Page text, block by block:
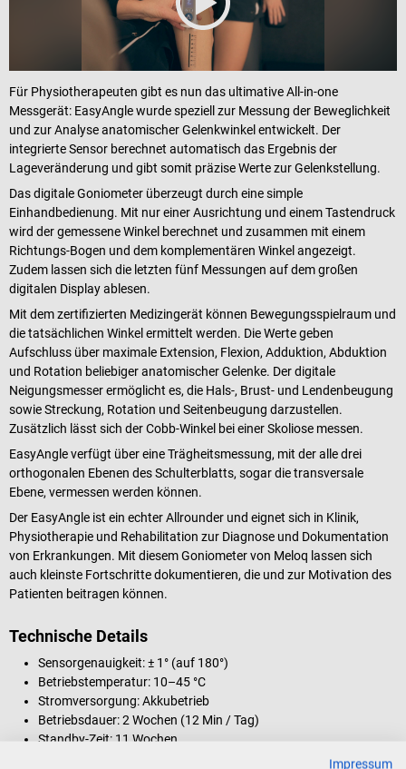
Für Physiotherapeuten gibt es nun das ultimative All-in-one
Messgerät: EasyAngle wurde speziell zur Messung der Beweglichkeit
und zur Analyse anatomischer Gelenkwinkel entwickelt. Der
integrierte Sensor berechnet automatisch das Ergebnis der
Lageveränderung und gibt somit präzise Werte zur Gelenkstellung.
Das digitale Goniometer überzeugt durch eine simple
Einhandbedienung. Mit nur einer Ausrichtung und einem Tastendruck
wird der gemessene Winkel berechnet und zusammen mit einem
Richtungs-Bogen und dem komplementären Winkel angezeigt.
Zudem lassen sich die letzten fünf Messungen auf dem großen
digitalen Display ablesen.
Mit dem zertifizierten Medizingerät können Bewegungsspielraum und
die tatsächlichen Winkel ermittelt werden. Die Werte geben
Aufschluss über maximale Extension, Flexion, Adduktion, Abduktion
und Rotation beliebiger anatomischer Gelenke. Der digitale
Neigungsmesser ermöglicht es, die Hals-, Brust- und Lendenbeugung
sowie Streckung, Rotation und Seitenbeugung darzustellen.
Zusätzlich lässt sich der Cobb-Winkel bei einer Skoliose messen.
EasyAngle verfügt über eine Trägheitsmessung, mit der alle drei
orthogonalen Ebenen des Schulterblatts, sogar die transversale
Ebene, vermessen werden können.
Der EasyAngle ist ein echter Allrounder und eignet sich in Klinik,
Physiotherapie und Rehabilitation zur Diagnose und Dokumentation
von Erkrankungen. Mit diesem Goniometer von Meloq lassen sich
auch kleinste Fortschritte dokumentieren, die und zur Motivation des
Patienten beitragen können.
Technische Details
Sensorgenauigkeit: ± 1° (auf 180°)
Betriebstemperatur: 10–45 °C
Stromversorgung: Akkubetrieb
Betriebsdauer: 2 Wochen (12 Min / Tag)
Standby-Zeit: 11 Wochen
Impressum